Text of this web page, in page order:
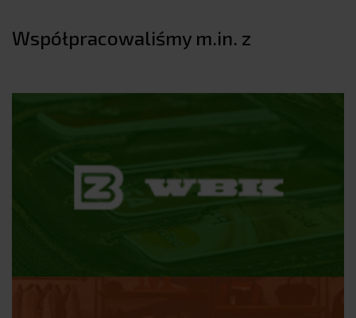
Współpracowaliśmy m.in. z